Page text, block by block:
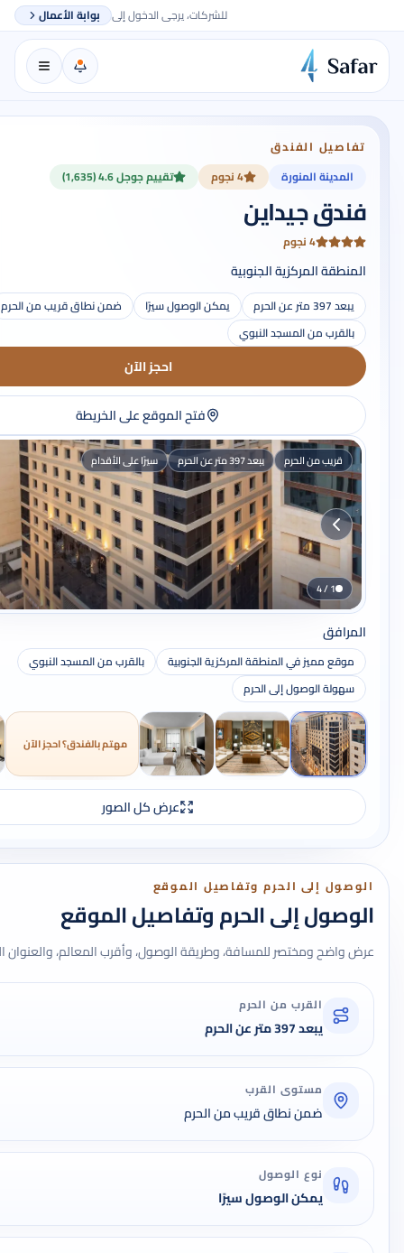
للشركات، يرجى الدخول إلى بوابة الأعمال
تفاصيل الفندق
المدينة المنورة
4 نجوم تقييم جوجل 4.6 (1,635)
فندق جيداين
4 نجوم
المنطقة المركزية الجنوبية
يبعد 397 متر عن الحرم يمكن الوصول سيرًا
ضمن نطاق قريب من الحرم
بالقرب من المسجد النبوي
احجز الآن
فتح الموقع على الخريطة
قريب من الحرم يبعد 397 متر عن الحرم سيرًا على الأقدام
1 / 4
المرافق
موقع مميز في المنطقة المركزية الجنوبية
بالقرب من المسجد النبوي
سهولة الوصول إلى الحرم
مهتم بالفندق؟ احجز الآن
عرض كل الصور
الوصول إلى الحرم وتفاصيل الموقع
الوصول إلى الحرم وتفاصيل الموقع
عرض واضح ومختصر للمسافة، وطريقة الوصول، وأقرب المعالم، والعنوان
القرب من الحرم
يبعد 397 متر عن الحرم
مستوى القرب
ضمن نطاق قريب من الحرم
نوع الوصول
يمكن الوصول سيرًا